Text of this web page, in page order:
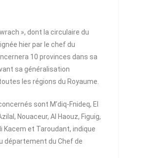
», dont la circulaire du
hier par le chef du
10 provinces dans sa
sa généralisation
les régions du Royaume.
sont M’diq-Fnideq, El
Nouaceur, Al Haouz, Figuig,
Kacem et Taroudant, indique
département du Chef de